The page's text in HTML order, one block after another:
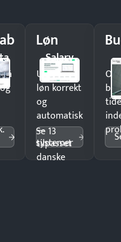
Løn
Salary
Udbetal
løn korrekt
og
automatisk
—
tilpasset
danske
Se 13
systemer